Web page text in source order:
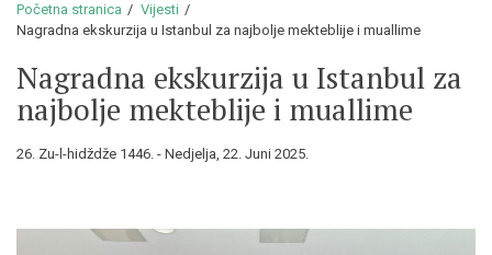
Početna stranica
Vijesti
Nagradna ekskurzija u Istanbul za najbolje mekteblije i muallime
Nagradna ekskurzija u Istanbul za
najbolje mekteblije i muallime
26. Zu-l-hidždže 1446. - Nedjelja, 22. Juni 2025.